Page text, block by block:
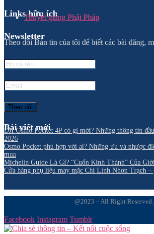
Links hữu ích
Thuyết giảng Phật Pháp
Newsletter
Theo dõi Bản tin của tôi để biết các bài đăng,
Bài viết mới
DJI Osmo Pocket 4P có gì mới? Những thông tin
2026
Osmo Pocket phù hợp với ai? Những ưu và nhược
mua
Michelin Guide Là Gì? “Cuốn Kinh Thánh” Của
Cửa hàng phụ liệu may mặc Chi Linh Nhơn Trạch –
@2023 – All Right Reserved.
Facebook Instagram Tumblr